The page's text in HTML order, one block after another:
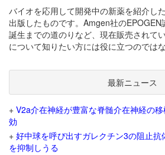
バイオを応用して開発中の新薬を紹介し
出版したものです。Amgen社の
誕生までの道のりなど、現在販売されて
について知りたい方には役に立つのでは
最新ニュース
+ V2a介在神経が豊富な脊髄介在神経の
効
+ 好中球を呼び出すガレクチン3の阻止
を抑制しうる